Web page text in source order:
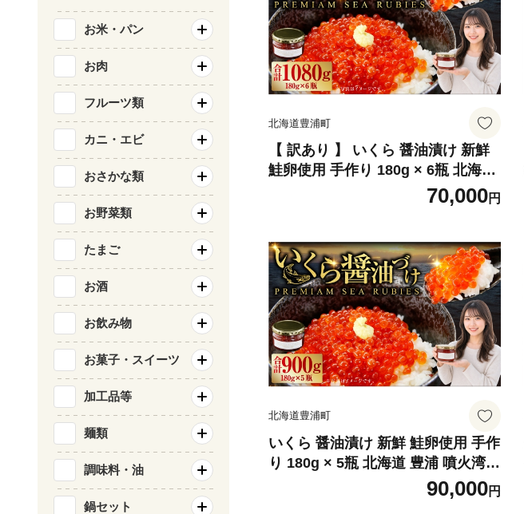
北海道豊浦町
【 訳あり 】 いくら 醤油漬け 新鮮
鮭卵使用 手作り 180g × 6瓶 北海道
豊浦 噴火湾 優しい醤油とみりんの
味 イクラ イクラ醤油漬 醤油 漬け
北海道産 食品添加物不使用 冷凍 お
かず 数量限定
70,000円
北海道豊浦町
いくら 醤油漬け 新鮮 鮭卵使用 手作
り 180g × 5瓶 北海道 豊浦 噴火湾
優しい醤油とみりんの味 イクラ イ
クラ醤油漬 醤油 漬け 新鮮 鮭卵 希
90,000円
お米・パン
お肉
フルーツ類
カニ・エビ
おさかな類
お野菜類
たまご
お酒
お飲み物
お菓子・スイーツ
加工品等
麺類
調味料・油
鍋セット